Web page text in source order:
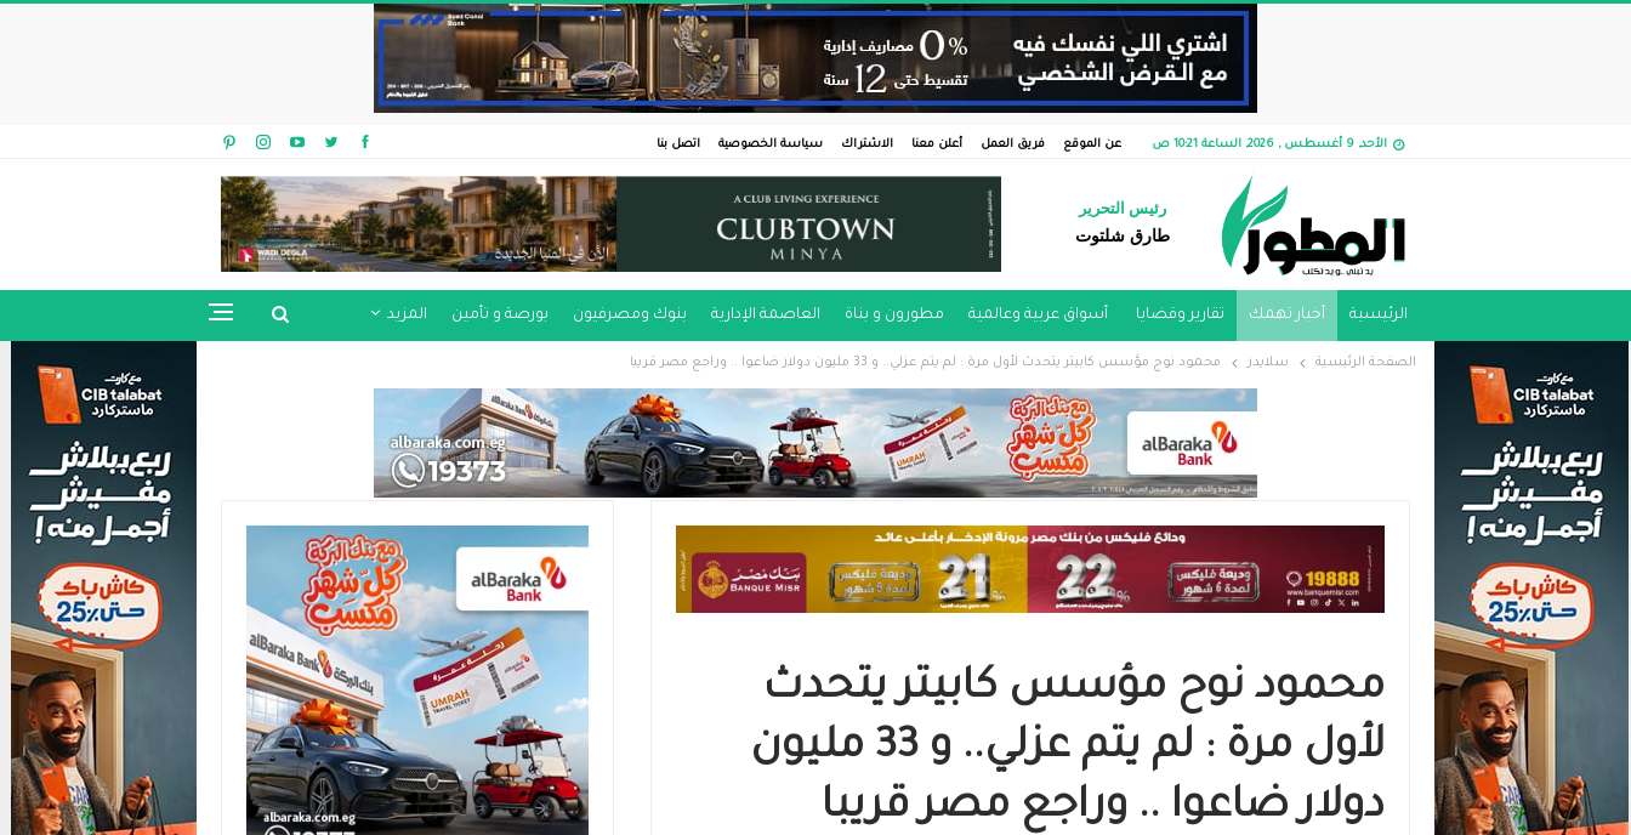
الأحد, 9 أغسطس , 2026, الساعة 10:21 ص عن الموقع فريق العمل أعلن معنا الاشتراك سياسة الخصوصية اتصل بنا
رئيس التحرير
طارق شلتوت
الرئيسية أخبار تهمك تقارير وقضايا ​ أسواق عربية وعالمية مطورون و بناة العاصمة الإدارية بنوك ومصرفيون بورصة و تأمين المزيد
الصفحة الرئيسية سلايدر محمود نوح مؤسس كابيتر يتحدث لأول مرة : لم يتم عزلي.. و 33 مليون دولار ضاعوا .. وراجع مصر قريبا
محمود نوح مؤسس كابيتر يتحدث
لأول مرة : لم يتم عزلي.. و 33 مليون
دولار ضاعوا .. وراجع مصر قريبا